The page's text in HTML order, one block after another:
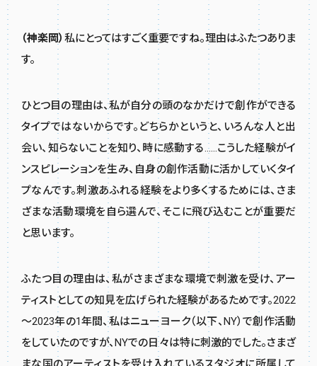
（神楽岡） 私にとってはすごく重要ですね。理由はふたつありま
す。
ひとつ目の理由は、私が自分の頭のなかだけで創作ができる
タイプではないからです。どちらかというと、いろんな人と出
会い、知らないことを知り、時に感動する……こうした経験がイ
ンスピレーションを生み、自身の創作活動に活かしていくタイ
プなんです。刺激あふれる経験をより多くするためには、さま
ざまな活動環境を自ら選んで、そこに飛び込むことが重要だ
と思います。
ふたつ目の理由は、私がさまざまな環境で刺激を受け、アー
ティストとしての知見を広げられた経験があるためです。2022
～2023年の1年間、私はニューヨーク（以下、NY）で創作活動
をしていたのですが、NYでの日々は特に刺激的でした。さまざ